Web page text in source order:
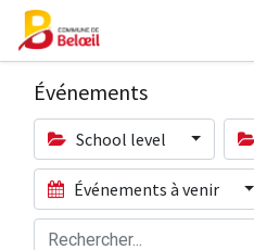
Événements
School level
Événements à venir